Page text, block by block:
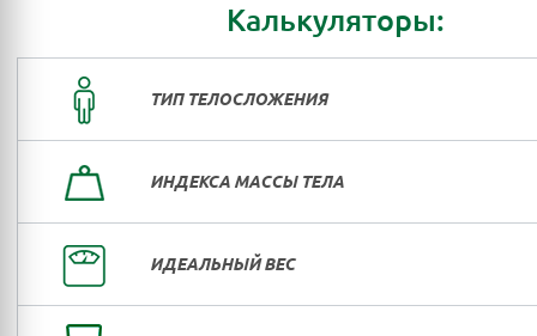
Калькуляторы:
ТИП ТЕЛОСЛОЖЕНИЯ
ИНДЕКСА МАССЫ ТЕЛА
ИДЕАЛЬНЫЙ ВЕС